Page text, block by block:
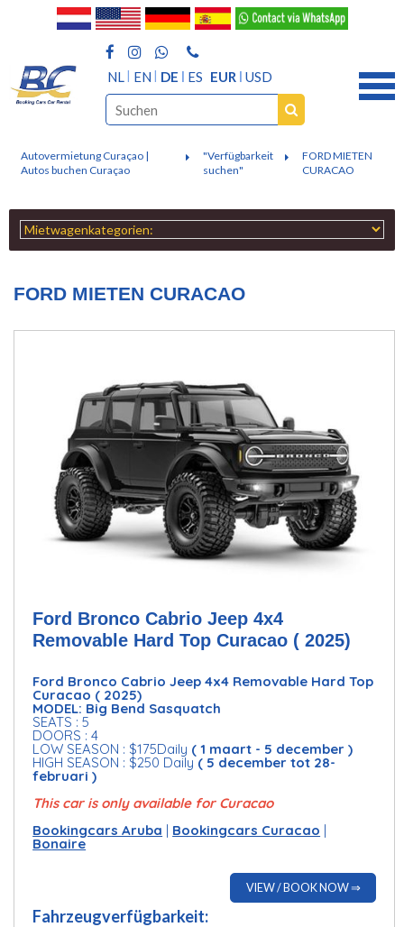
NL EN DE ES EUR USD
Autovermietung Curaçao |
Autos buchen Curaçao
"Verfügbarkeit
suchen"
FORD MIETEN
CURACAO
FORD MIETEN CURACAO
Ford Bronco Cabrio Jeep 4x4
Removable Hard Top Curacao ( 2025)
Ford Bronco Cabrio Jeep 4x4 Removable Hard Top
Curacao ( 2025)
MODEL: Big Bend Sasquatch
SEATS : 5
DOORS : 4
LOW SEASON : $175Daily ( 1 maart - 5 december )
HIGH SEASON : $250 Daily ( 5 december tot 28-
februari )
This car is only available for Curacao
Bookingcars Aruba | Bookingcars Curacao |
Bonaire
VIEW / BOOK NOW ⇒
Fahrzeugverfügbarkeit: